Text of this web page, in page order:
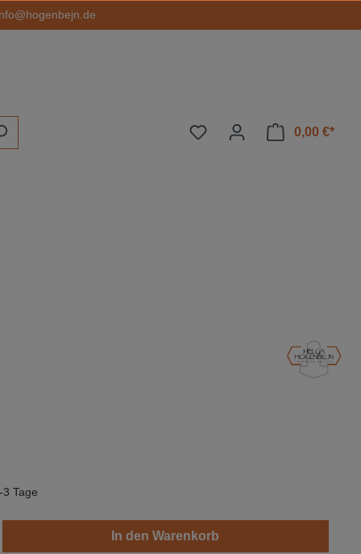
0,00 €*
Tage
den gewünschten Wert ein oder
In den Warenkorb